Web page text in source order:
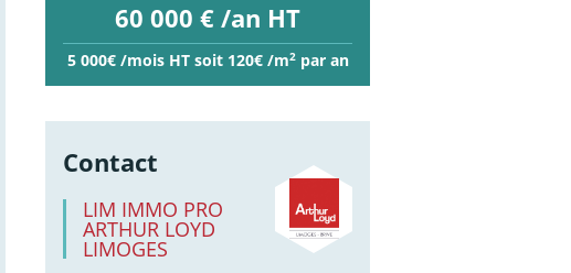
60 000 € /an HT
5 000€ /mois HT soit 120€ /m2par an
Contact
LIM IMMO PRO
ARTHUR LOYD
LIMOGES